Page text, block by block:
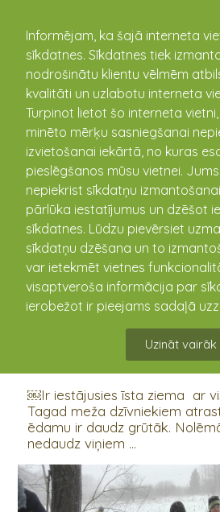
Informējam, ka šajā interneta
sīkdatnes. Sīkdatnes tiek
nodrošinātu klientu vēlmēm
kvalitāti un uzlabotu interneta
Turpinot lietot šo interneta
minēto mērķu sasniegšanai
izvietošanai iekārtā, no kuras
pieslēgšanos mūsu vietnei.
nepiekrist sīkdatņu
pārlūka iestatījumus un dzēšot
sīkdatnes. Lūdzu pievērsiet
sīkdatņu dzēšana un to
var ietekmēt vietnes
visaptveroša informācija par
ierobežot ir pieejams sadaļā
Uzināt vairāk
kandava.lv
PASĀKUMU
KALENDĀRS
Cienasts meža dzīvniekiem
￼Ir iestājusies īsta ziema ar
Tagad meža dzīvniekiem
ēdamu ir daudz grūtāk.
nedaudz viņiem ...